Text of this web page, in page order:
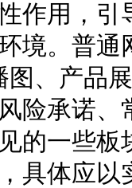
作用，
境。普
图、产品
险承诺
的一些
具体应以